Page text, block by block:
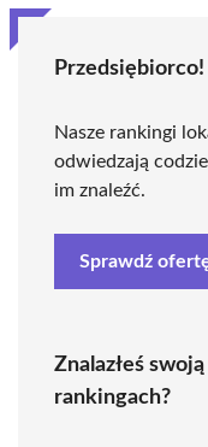
Przedsiębiorco!
Nasze rankingi
odwiedzają
im znaleźć.
Sprawdź
Znalazłeś
rankingach?